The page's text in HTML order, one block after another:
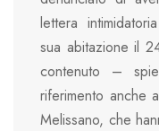
lettera
sua abitazione il
contenuto –
riferimento anche
Melissano, che